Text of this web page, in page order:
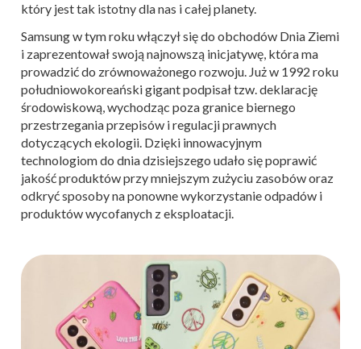
który jest tak istotny dla nas i całej planety.
Samsung w tym roku włączył się do obchodów Dnia Ziemi
i zaprezentował swoją najnowszą inicjatywę, która ma
prowadzić do zrównoważonego rozwoju. Już w 1992 roku
południowokoreański gigant podpisał tzw. deklarację
środowiskową, wychodząc poza granice biernego
przestrzegania przepisów i regulacji prawnych
dotyczących ekologii. Dzięki innowacyjnym
technologiom do dnia dzisiejszego udało się poprawić
jakość produktów przy mniejszym zużyciu zasobów oraz
odkryć sposoby na ponowne wykorzystanie odpadów i
produktów wycofanych z eksploatacji.